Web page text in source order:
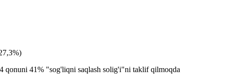
qonuni 41% "sog'liqni saqlash solig'i"ni taklif qilmoqda